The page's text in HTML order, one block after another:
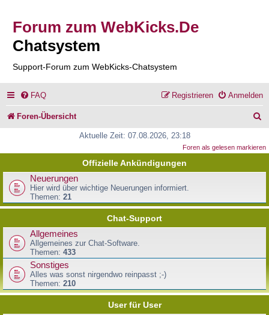
Forum zum WebKicks.De
Chatsystem
Support-Forum zum WebKicks-Chatsystem
FAQ Anmelden
Registrieren
Foren-Übersicht
c
Aktuelle Zeit: 07.08.2026, 23:18
Foren als gelesen markieren
Offizielle Ankündigungen
Neuerungen
Hier wird über wichtige Neuerungen informiert.
Themen: 21
Chat-Support
Allgemeines
Allgemeines zur Chat-Software.
Themen: 433
Sonstiges
Alles was sonst nirgendwo reinpasst ;-)
Themen: 210
User für User